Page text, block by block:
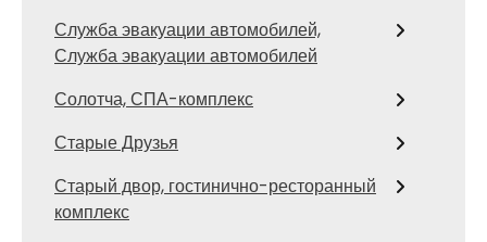
Служба эвакуации автомобилей,
Служба эвакуации автомобилей
Солотча, СПА-комплекс
Старые Друзья
Старый двор, гостинично-ресторанный
комплекс